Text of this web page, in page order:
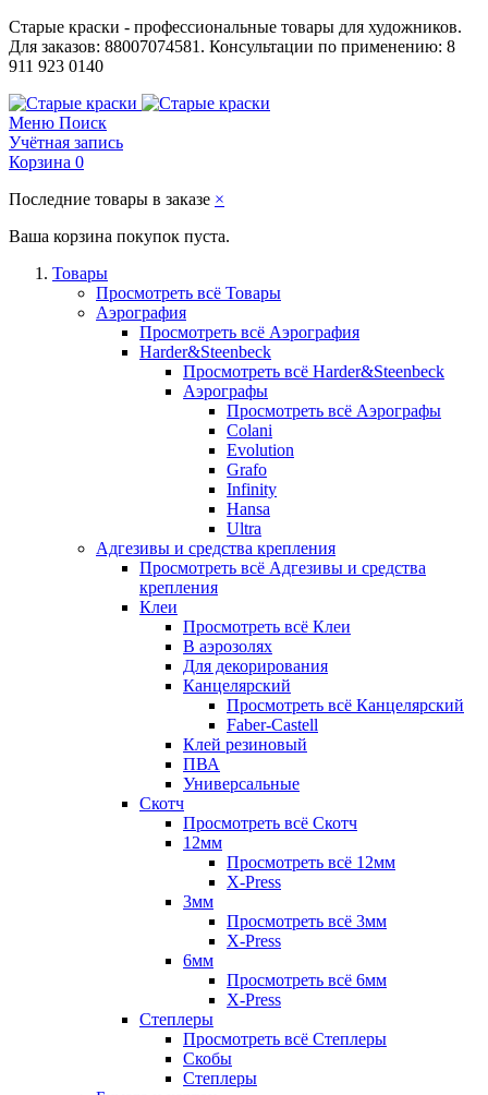
Старые краски - профессиональные товары для художников.
Для заказов: 88007074581. Консультации по применению: 8
911 923 0140
Меню Поиск
Учётная запись
Корзина 0
Последние товары в заказе ×
Ваша корзина покупок пуста.
Товары
Просмотреть всё Товары
Аэрография
Просмотреть всё Аэрография
Harder&Steenbeck
Просмотреть всё Harder&Steenbeck
Аэрографы
Просмотреть всё Аэрографы
Colani
Evolution
Grafo
Infinity
Hansa
Ultra
Адгезивы и средства крепления
Просмотреть всё Адгезивы и средства
крепления
Клеи
Просмотреть всё Клеи
В аэрозолях
Для декорирования
Канцелярский
Просмотреть всё Канцелярский
Faber-Castell
Клей резиновый
ПВА
Универсальные
Скотч
Просмотреть всё Скотч
12мм
Просмотреть всё 12мм
X-Press
3мм
Просмотреть всё 3мм
X-Press
6мм
Просмотреть всё 6мм
X-Press
Степлеры
Просмотреть всё Степлеры
Скобы
Степлеры